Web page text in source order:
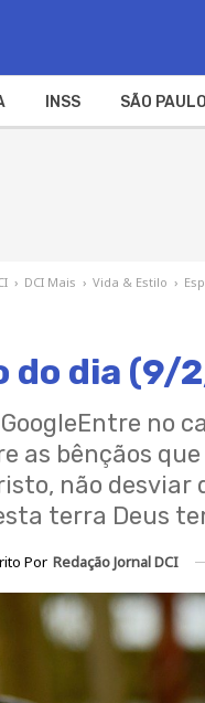
INSS SÃO PAULO
› DCI Mais › Vida & Estilo ›
do dia (9/
GoogleEntre no
as bênçãos
não desviar
terra Deus
Por Redação Jornal DCI